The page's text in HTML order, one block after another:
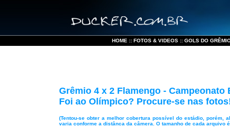
HOME :: FOTOS & VIDEOS :: GOLS DO
Grêmio 4 x 2 Flamengo - Campeonato
Foi ao Olímpico? Procure-se nas
(Tentou-se obter a melhor cobertura possível do estádio, porém,
varia conforme a distânca da câmera. O tamanho de cada arquivo